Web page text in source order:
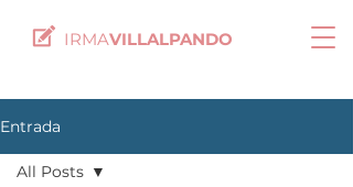
IRMAVILLALPANDO
Entrada
All Posts